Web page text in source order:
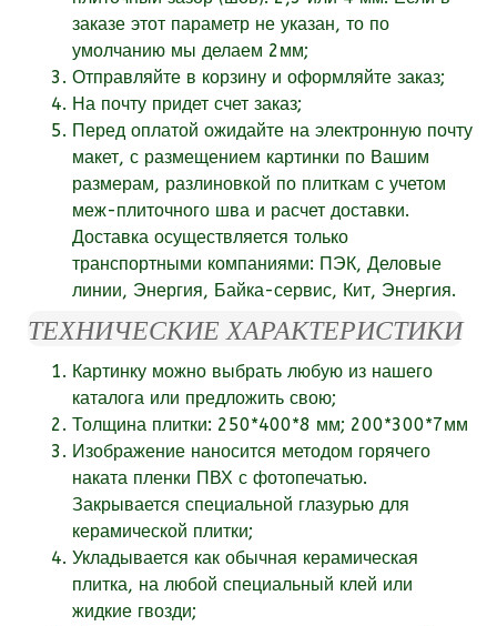
заказе этот параметр не указан, то по
умолчанию мы делаем 2мм;
Отправляйте в корзину и оформляйте заказ;
На почту придет счет заказ;
Перед оплатой ожидайте на электронную почту
макет, с размещением картинки по Вашим
размерам, разлиновкой по плиткам с учетом
меж-плиточного шва и расчет доставки.
Доставка осуществляется только
транспортными компаниями: ПЭК, Деловые
линии, Энергия, Байка-сервис, Кит, Энергия.
ТЕХНИЧЕСКИЕ ХАРАКТЕРИСТИКИ
Картинку можно выбрать любую из нашего
каталога или предложить свою;
Толщина плитки: 250*400*8 мм; 200*300*7мм
Изображение наносится методом горячего
наката пленки ПВХ с фотопечатью.
Закрывается специальной глазурью для
керамической плитки;
Укладывается как обычная керамическая
плитка, на любой специальный клей или
жидкие гвозди;